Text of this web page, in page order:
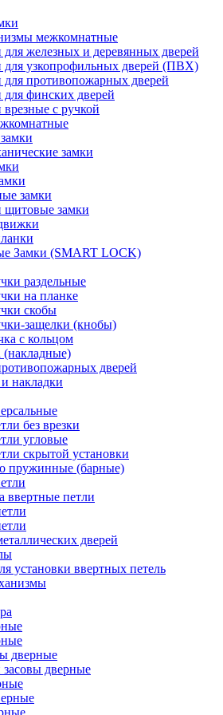
межкомнатные
для железных и деревянных дверей
для узкопрофильных дверей (ПВХ)
для противопожарных дверей
для финских дверей
врезные с ручкой
замки
замки
щитовые замки
Замки (SMART LOCK)
раздельные
на планке
скобы
защелки (кнобы)
с кольцом
дверей
накладки
без врезки
угловые
скрытой установки
пружинные (барные)
ввертные петли
дверей
установки ввертных петель
дверные
дверные